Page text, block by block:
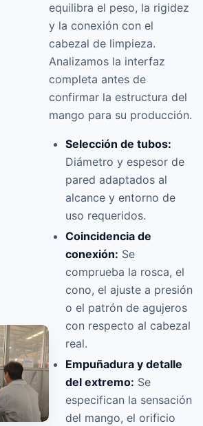
equilibra el peso, la rigidez
y la conexión con el
cabezal de limpieza.
Analizamos la interfaz
completa antes de
confirmar la estructura del
mango para su producción.
Selección de tubos:
Diámetro y espesor de
pared adaptados al
alcance y entorno de
uso requeridos.
Coincidencia de
conexión: Se
comprueba la rosca, el
cono, el ajuste a presión
o el patrón de agujeros
con respecto al cabezal
real.
Empuñadura y detalle
del extremo: Se
especifican la sensación
del mango, el orificio